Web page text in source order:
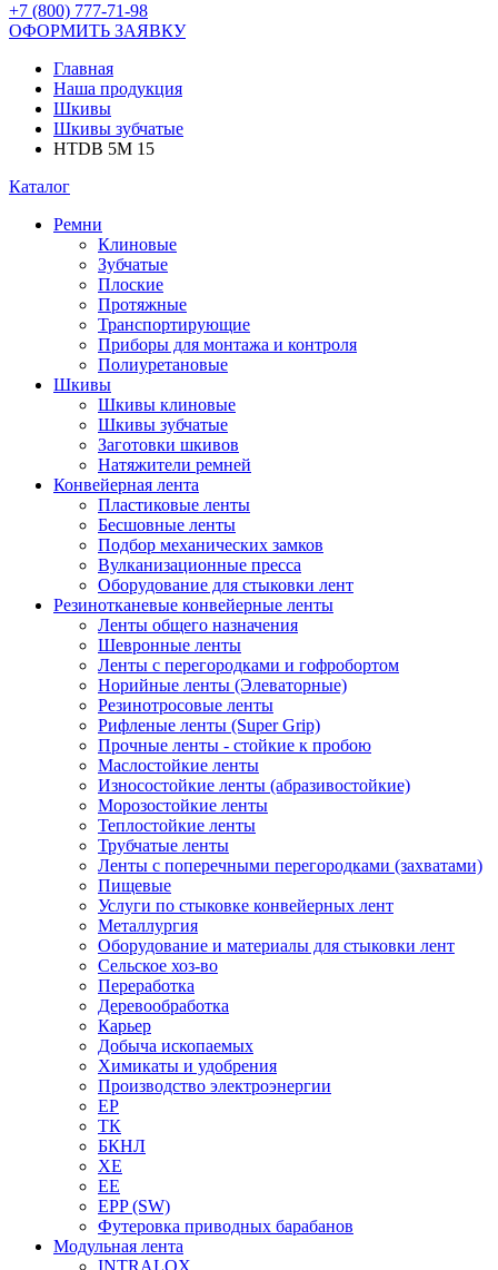
+7 (800) 777-71-98
ОФОРМИТЬ ЗАЯВКУ
Главная
Наша продукция
Шкивы
Шкивы зубчатые
HTDB 5M 15
Каталог
Ремни
Клиновые
Зубчатые
Плоские
Протяжные
Транспортирующие
Приборы для монтажа и контроля
Полиуретановые
Шкивы
Шкивы клиновые
Шкивы зубчатые
Заготовки шкивов
Натяжители ремней
Конвейерная лента
Пластиковые ленты
Бесшовные ленты
Подбор механических замков
Вулканизационные пресса
Оборудование для стыковки лент
Резинотканевые конвейерные ленты
Ленты общего назначения
Шевронные ленты
Ленты с перегородками и гофробортом
Норийные ленты (Элеваторные)
Резинотросовые ленты
Рифленые ленты (Super Grip)
Прочные ленты - стойкие к пробою
Маслостойкие ленты
Износостойкие ленты (абразивостойкие)
Морозостойкие ленты
Теплостойкие ленты
Трубчатые ленты
Ленты с поперечными перегородками (захватами)
Пищевые
Услуги по стыковке конвейерных лент
Металлургия
Оборудование и материалы для стыковки лент
Сельское хоз-во
Переработка
Деревообработка
Карьер
Добыча ископаемых
Химикаты и удобрения
Производство электроэнергии
EP
ТК
БКНЛ
XE
EE
EPP (SW)
Футеровка приводных барабанов
Модульная лента
INTRALOX